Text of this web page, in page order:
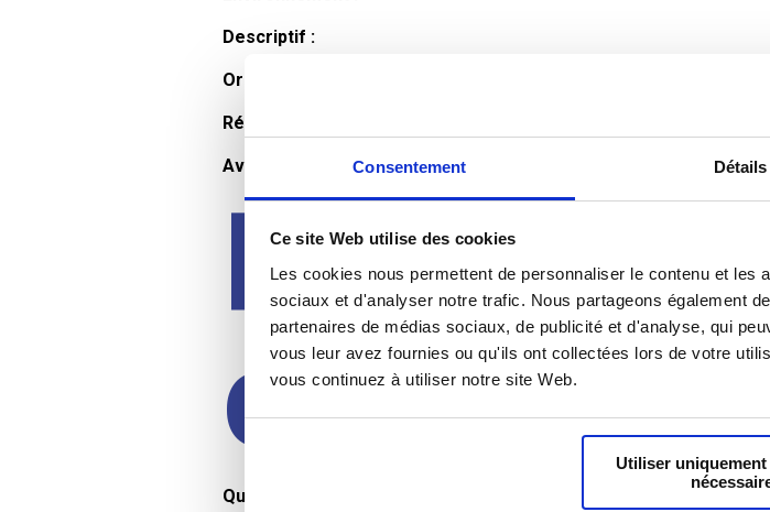
Consentement Détails
Ce site Web utilise des cookies
Les cookies nous permettent de personnaliser le contenu et
sociaux et d'analyser notre trafic. Nous partageons également
partenaires de médias sociaux, de publicité et d'analyse, qui
vous leur avez fournies ou qu'ils ont collectées lors de votre
vous continuez à utiliser notre site Web.
Utiliser
Descriptif :
Organisation et horaires :
Rémunération :
Avantages :
Profil du
candidat
Qualifications et diplômes :